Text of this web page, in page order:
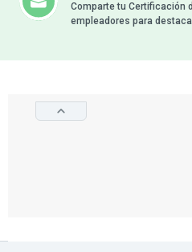
Comparte tu Certificación
empleadores para